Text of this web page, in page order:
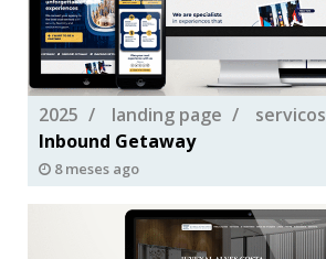
2025 landing page
servicos
Inbound Getaway
8 meses ago